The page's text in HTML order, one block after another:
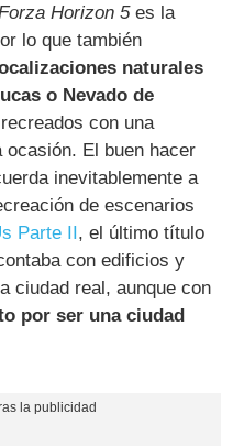
Horizon 5es la
lo que también
naturales
o Nevado de
con una
El buen hacer
inevitablemente a
de escenarios
Parte II, el último título
con edificios y
ciudad real, aunque con
por ser una ciudad